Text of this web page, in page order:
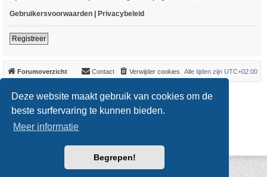
Deze website maakt gebruik van cookies om de
beste surfervaring te kunnen bieden.
Meer informatie
Begrepen!
Gebruikersvoorwaarden | Privacybeleid
Registreer
Forumoverzicht Alle tijden zijn UTC+02:00
Verwijder cookies
Contact
*Original Author:Brad Veryard
*Updated to 3.3.x by MannixMD
* Style version: 3.4.0
Powered by